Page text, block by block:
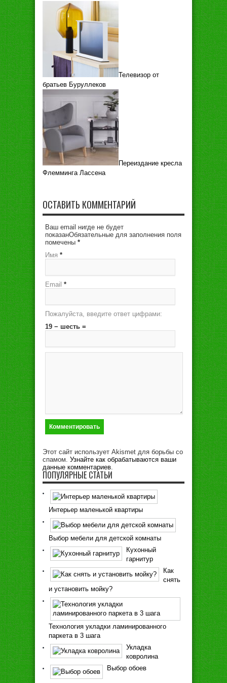
Телевизор от
братьев Буруллеков
Переиздание кресла
Флемминга Лассена
ОСТАВИТЬ КОММЕНТАРИЙ
Ваш email нигде не будет
показанОбязательные для заполнения поля
помечены *
Имя *
Email *
Пожалуйста, введите ответ цифрами:
19 − шесть =
Этот сайт использует Akismet для борьбы со
спамом. Узнайте как обрабатываются ваши
данные комментариев.
ПОПУЛЯРНЫЕ СТАТЬИ
Интерьер маленькой квартиры
Выбор мебели для детской комнаты
Кухонный
гарнитур
Как
снять
и установить мойку?
Технология укладки ламинированного
паркета в 3 шага
Укладка
ковролина
Выбор обоев